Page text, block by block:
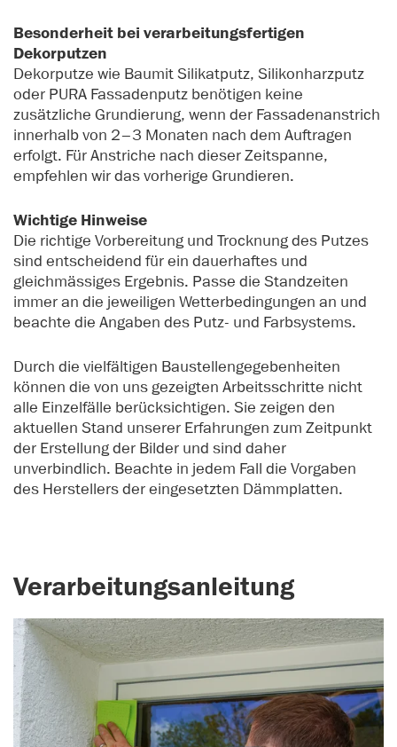
Besonderheit bei verarbeitungsfertigen
Dekorputzen
Dekorputze wie Baumit Silikatputz, Silikonharzputz
oder PURA Fassadenputz benötigen keine
zusätzliche Grundierung, wenn der Fassadenanstrich
innerhalb von 2–3 Monaten nach dem Auftragen
erfolgt. Für Anstriche nach dieser Zeitspanne,
empfehlen wir das vorherige Grundieren.
Wichtige Hinweise
Die richtige Vorbereitung und Trocknung des Putzes
sind entscheidend für ein dauerhaftes und
gleichmässiges Ergebnis. Passe die Standzeiten
immer an die jeweiligen Wetterbedingungen an und
beachte die Angaben des Putz- und Farbsystems.
Durch die vielfältigen Baustellengegebenheiten
können die von uns gezeigten Arbeitsschritte nicht
alle Einzelfälle berücksichtigen. Sie zeigen den
aktuellen Stand unserer Erfahrungen zum Zeitpunkt
der Erstellung der Bilder und sind daher
unverbindlich. Beachte in jedem Fall die Vorgaben
des Herstellers der eingesetzten Dämmplatten.
Verarbeitungsanleitung